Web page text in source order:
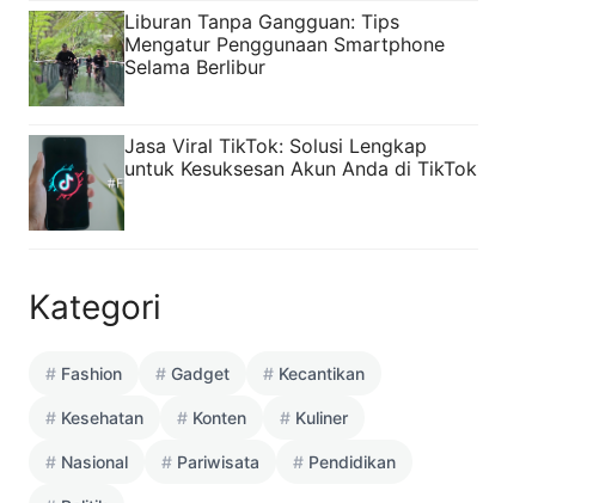
Liburan Tanpa Gangguan: Tips
Mengatur Penggunaan Smartphone
Selama Berlibur
Jasa Viral TikTok: Solusi Lengkap
untuk Kesuksesan Akun Anda di TikTok
Kategori
Fashion Gadget Kecantikan
Kesehatan Konten Kuliner
Nasional Pariwisata Pendidikan